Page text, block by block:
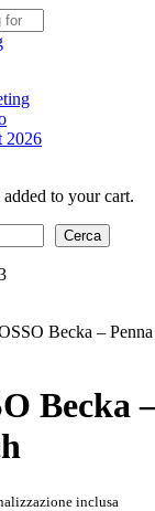
2026
to your cart.
Cerca
83
Becka –
Becka
inclusa